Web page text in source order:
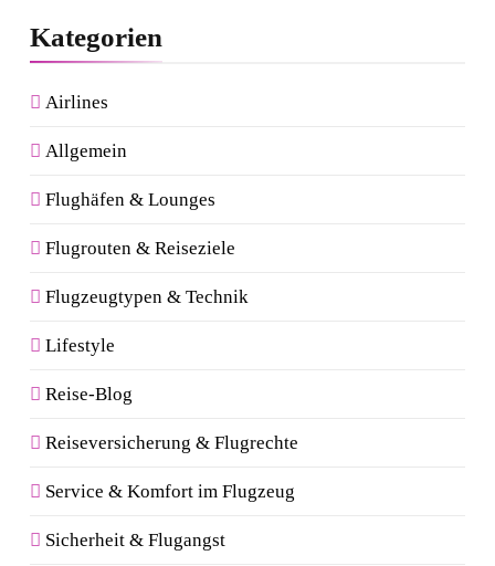
Kategorien
Airlines
Allgemein
Flughäfen & Lounges
Flugrouten & Reiseziele
Flugzeugtypen & Technik
Lifestyle
Reise-Blog
Reiseversicherung & Flugrechte
Service & Komfort im Flugzeug
Sicherheit & Flugangst